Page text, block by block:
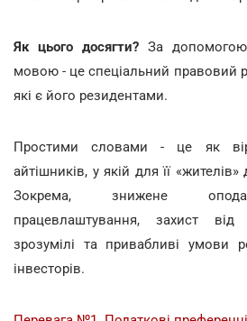
Як цього досягти? За
мовою - це спеціальний правовий
які є його резидентами.
Простими словами - це як
айтішників, у якій для її
Зокрема, знижене
працевлаштування, захист від
зрозумілі та привабливі умови
інвесторів.